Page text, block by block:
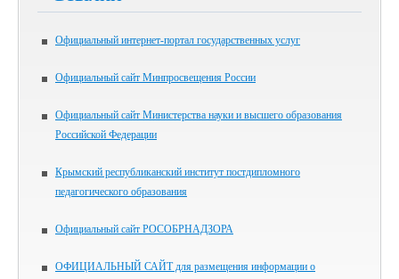
Официальный интернет-портал государственных услуг
Официальный сайт Минпросвещения России
Официальный сайт Министерства науки и высшего образования
Российской Федерации
Крымский республиканский институт постдипломного
педагогического образования
Официальный сайт РОСОБРНАДЗОРА
ОФИЦИАЛЬНЫЙ САЙТ для размещения информации о